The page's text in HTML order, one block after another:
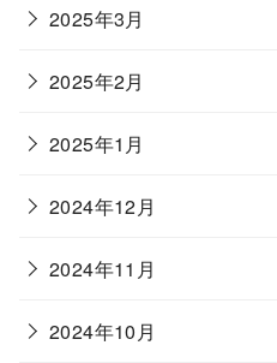
2025年3月
2025年2月
2025年1月
2024年12月
2024年11月
2024年10月